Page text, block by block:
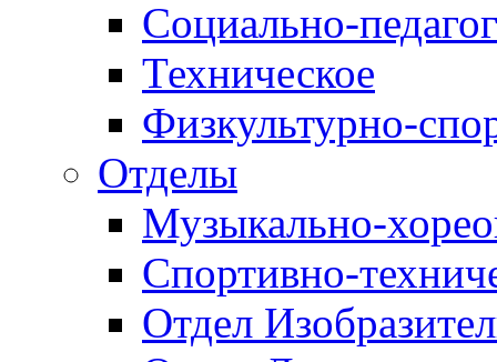
Социально-
Техническое
Физкультурно-
Отделы
Музыкально-
Спортивно-
Отдел